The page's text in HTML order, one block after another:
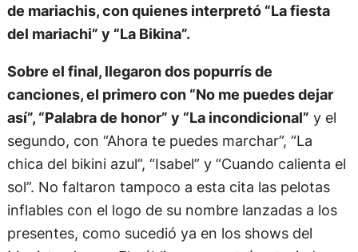
de mariachis, con quienes interpretó “La fiesta
del mariachi” y “La Bikina”.
Sobre el final, llegaron dos popurrís de
canciones, el primero con “No me puedes dejar
así”, “Palabra de honor” y “La incondicional” y el
segundo, con “Ahora te puedes marchar”, “La
chica del bikini azul”, “Isabel” y “Cuando calienta el
sol”. No faltaron tampoco a esta cita las pelotas
inflables con el logo de su nombre lanzadas a los
presentes, como sucedió ya en los shows del